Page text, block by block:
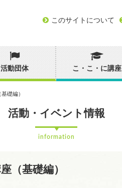
このサイトについて
活動団体 こ・こ・に講座
礎編）
活動・イベント情報
information
（基礎編）